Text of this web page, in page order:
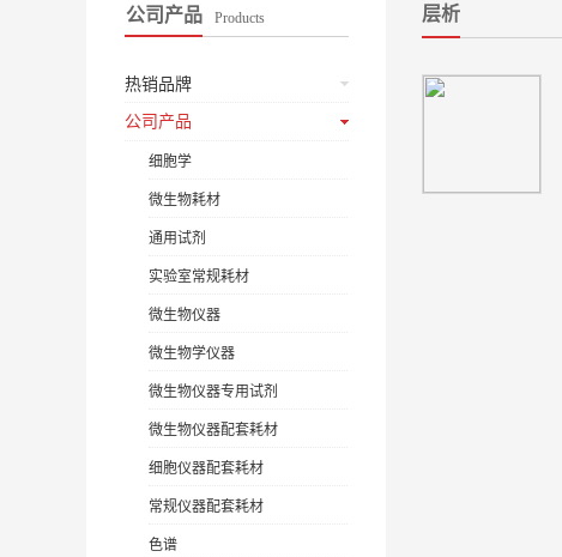
公司产品 Products
热销品牌
公司产品
细胞学
微生物耗材
通用试剂
实验室常规耗材
微生物仪器
微生物学仪器
微生物仪器专用试剂
微生物仪器配套耗材
细胞仪器配套耗材
常规仪器配套耗材
色谱
层析